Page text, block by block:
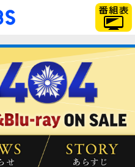
「TBSテレビ」トップ